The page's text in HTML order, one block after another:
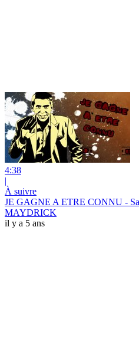
4:38
|
À suivre
JE GAGNE A ETRE CONNU -
MAYDRICK
il y a 5 ans